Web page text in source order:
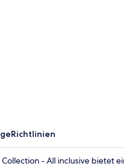
Richtlinien
Collection - All inclusive bietet